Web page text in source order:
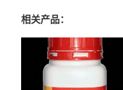
相关产品：